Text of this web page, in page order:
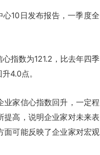
10日发布报告，一季度全
指数为121.2，比去年四季
4.0点。
家信心指数回升，一定程
提高，说明企业家对未来表
面可能反映了企业家对宏观